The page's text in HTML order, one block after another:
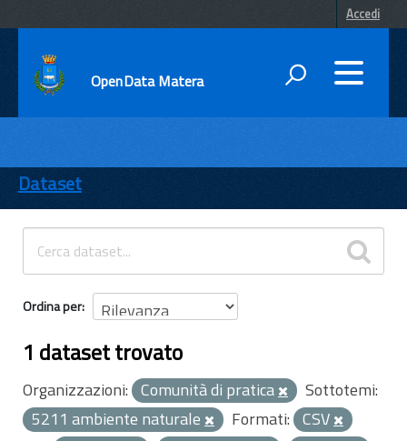
Accedi
OpenData Matera
ENTI
TEMI
INFORMAZIONI
Dataset
Ordina per
1 dataset trovato
Organizzazioni: Comunità di pratica
Sottotemi:
5211 ambiente naturale
Formati: CSV